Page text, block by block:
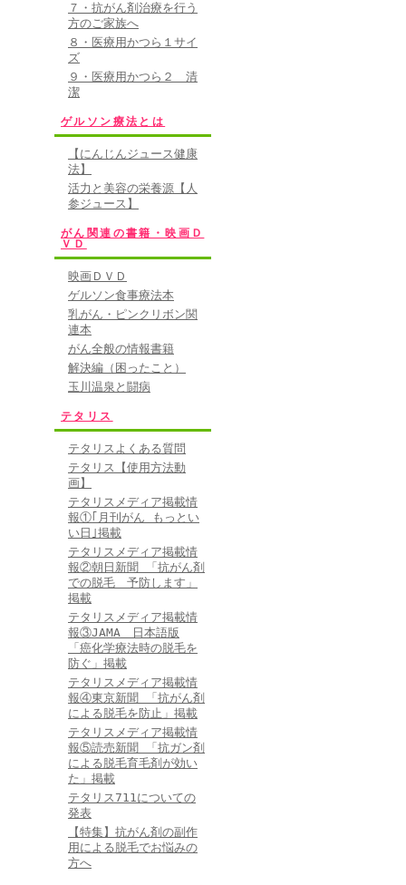
７・抗がん剤治療を行う
方のご家族へ
８・医療用かつら１サイ
ズ
９・医療用かつら２ 清
潔
ゲルソン療法とは
【にんじんジュース健康
法】
活力と美容の栄養源【人
参ジュース】
がん関連の書籍・映画Ｄ
ＶＤ
映画ＤＶＤ
ゲルソン食事療法本
乳がん・ピンクリボン関
連本
がん全般の情報書籍
解決編（困ったこと）
玉川温泉と闘病
テタリス
テタリスよくある質問
テタリス【使用方法動
画】
テタリスメディア掲載情
報①｢月刊がん もっとい
い日｣掲載
テタリスメディア掲載情
報②朝日新聞 「抗がん剤
での脱毛 予防します」
掲載
テタリスメディア掲載情
報③JAMA 日本語版
「癌化学療法時の脱毛を
防ぐ」掲載
テタリスメディア掲載情
報④東京新聞 「抗がん剤
による脱毛を防止」掲載
テタリスメディア掲載情
報⑤読売新聞 「抗ガン剤
による脱毛育毛剤が効い
た」掲載
テタリス711についての
発表
【特集】抗がん剤の副作
用による脱毛でお悩みの
方へ